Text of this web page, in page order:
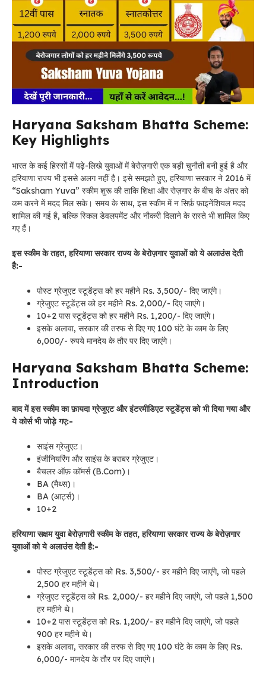
Haryana Saksham Bhatta Scheme:
Key Highlights
भारत के कई हिस्सों में पढ़े-लिखे युवाओं में बेरोज़गारी एक बड़ी चुनौती बनी हुई है और
हरियाणा राज्य भी इससे अलग नहीं है। इसे समझते हुए, हरियाणा सरकार ने 2016 में
“Saksham Yuva” स्कीम शुरू की ताकि शिक्षा और रोज़गार के बीच के अंतर को
कम करने में मदद मिल सके। समय के साथ, इस स्कीम में न सिर्फ़ फ़ाइनेंशियल मदद
शामिल की गई है, बल्कि स्किल डेवलपमेंट और नौकरी दिलाने के रास्ते भी शामिल किए
गए हैं।
इस स्कीम के तहत, हरियाणा सरकार राज्य के बेरोज़गार युवाओं को ये अलाउंस देती
है:-
पोस्ट ग्रेजुएट स्टूडेंट्स को हर महीने Rs. 3,500/- दिए जाएंगे।
ग्रेजुएट स्टूडेंट्स को हर महीने Rs. 2,000/- दिए जाएंगे।
10+2 पास स्टूडेंट्स को हर महीने Rs. 1,200/- दिए जाएंगे।
इसके अलावा, सरकार की तरफ से दिए गए 100 घंटे के काम के लिए
6,000/- रुपये मानदेय के तौर पर दिए जाएंगे।
Haryana Saksham Bhatta Scheme:
Introduction
बाद में इस स्कीम का फ़ायदा ग्रेजुएट और इंटरमीडिएट स्टूडेंट्स को भी दिया गया और
ये कोर्स भी जोड़े गए:-
साइंस ग्रेजुएट।
इंजीनियरिंग और साइंस के बराबर ग्रेजुएट।
बैचलर ऑफ़ कॉमर्स (B.Com)।
BA (मैथ्स)।
BA (आर्ट्स)।
10+2
हरियाणा सक्षम युवा बेरोज़गारी स्कीम के तहत, हरियाणा सरकार राज्य के बेरोज़गार
युवाओं को ये अलाउंस देती है:-
पोस्ट ग्रेजुएट स्टूडेंट्स को Rs. 3,500/- हर महीने दिए जाएंगे, जो पहले
2,500 हर महीने थे।
ग्रेजुएट स्टूडेंट्स को Rs. 2,000/- हर महीने दिए जाएंगे, जो पहले 1,500
हर महीने थे।
10+2 पास स्टूडेंट्स को Rs. 1,200/- हर महीने दिए जाएंगे, जो पहले
900 हर महीने थे।
इसके अलावा, सरकार की तरफ से दिए गए 100 घंटे के काम के लिए Rs.
6,000/- मानदेय के तौर पर दिए जाएंगे।